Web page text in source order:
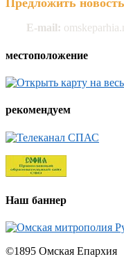
Предложить
E-mail:
местоположение
рекомендуем
Наш баннер
©1895 Омская Епархия